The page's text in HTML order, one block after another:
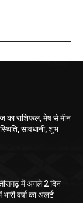
राशिफल, मेष से मीन
सावधानी, शुभ
में अगले 2 दिन
वर्षा का अलर्ट